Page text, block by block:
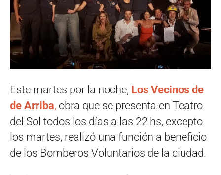
Este martes por la noche, Los Vecinos de
de Arriba, obra que se presenta en Teatro
del Sol todos los días a las 22 hs, excepto
los martes, realizó una función a beneficio
de los Bomberos Voluntarios de la ciudad.